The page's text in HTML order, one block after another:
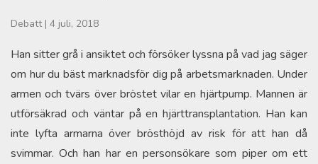
Debatt | 4 juli, 2018
Han sitter grå i ansiktet och försöker lyssna på vad jag säger
om hur du bäst marknadsför dig på arbetsmarknaden. Under
armen och tvärs över bröstet vilar en hjärtpump. Mannen är
utförsäkrad och väntar på en hjärttransplantation. Han kan
inte lyfta armarna över brösthöjd av risk för att han då
svimmar. Och han har en personsökare som piper om ett